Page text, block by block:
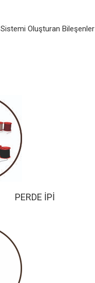
Sistemi Oluşturan Bileşenler
PERDE İPİ